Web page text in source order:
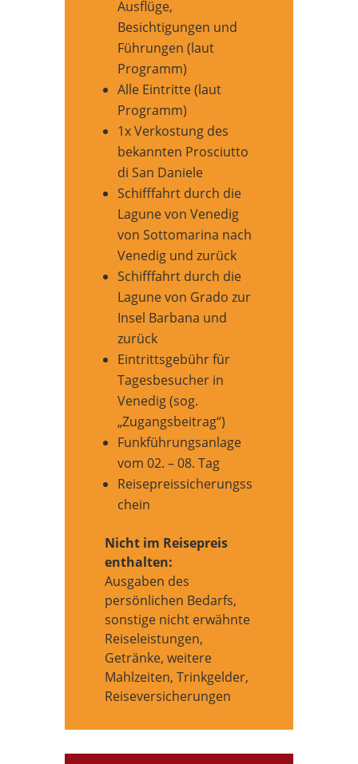
Ausflüge,
Besichtigungen und
Führungen (laut
Programm)
Alle Eintritte (laut
Programm)
1x Verkostung des
bekannten Prosciutto
di San Daniele
Schifffahrt durch die
Lagune von Venedig
von Sottomarina nach
Venedig und zurück
Schifffahrt durch die
Lagune von Grado zur
Insel Barbana und
zurück
Eintrittsgebühr für
Tagesbesucher in
Venedig (sog.
„Zugangsbeitrag“)
Funkführungsanlage
vom 02. – 08. Tag
Reisepreissicherungss
chein
Nicht im Reisepreis
enthalten:
Ausgaben des
persönlichen Bedarfs,
sonstige nicht erwähnte
Reiseleistungen,
Getränke, weitere
Mahlzeiten, Trinkgelder,
Reiseversicherungen